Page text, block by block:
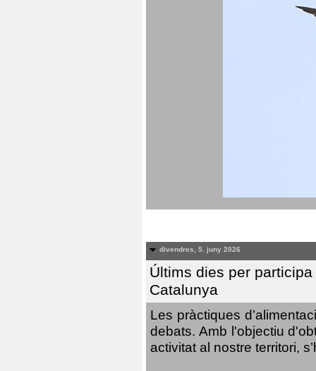
divendres, 5. juny 2026
Últims dies per
Catalunya
Les pràctiques
debats. Amb l'objectiu
activitat al nostre territori,